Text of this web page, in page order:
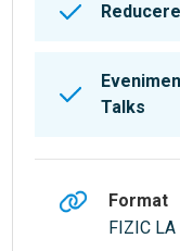
Talks
Format
FIZIC LA